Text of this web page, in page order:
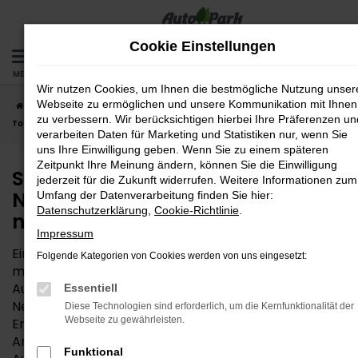
Zum
springen
MENÜ
Startseite Nürnberg Seat Seat Arona
Seat Arona
Tageszulassung für Nürnberg – Ihr Autokauf muss nicht teuer sein
Seat Arona Tageszulassung für
Nürnberg – Ihr Autokauf muss
nicht teuer sein
Eine Seat Arona Tageszulassung ist kein Geheimtipp
mehr – weder in Nürnberg noch anderswo. Auch Ihre
AutoPark GmbH nutzt diese clevere Möglichkeit, um
Neuwagen zum reduzierten Preis anzubieten.
Entsprechend der Namensgebung wird die Seat
Arona Tageszulassung für einen Tag auf den
Cookie Einstellungen
Wir nutzen Cookies, um Ihnen die bestmögliche Nutzung
Webseite zu ermöglichen und unsere Kommunikation mit Ihnen
zu verbessern. Wir berücksichtigen hierbei Ihre Präferenzen
verarbeiten Daten für Marketing und Statistiken nur, wenn Sie
uns Ihre Einwilligung geben. Wenn Sie zu einem späteren
Zeitpunkt Ihre Meinung ändern, können Sie die Einwilligung
jederzeit für die Zukunft widerrufen. Weitere Informationen zum
Umfang der Datenverarbeitung finden Sie hier:
Datenschutzerklärung Cookie-Richtlinie
Impressum
Folgende Kategorien von Cookies werden von uns eingesetzt:
Essentiell
Diese Technologien sind erforderlich, um die Kernfunktionalität der
Webseite zu gewährleisten.
Funktional